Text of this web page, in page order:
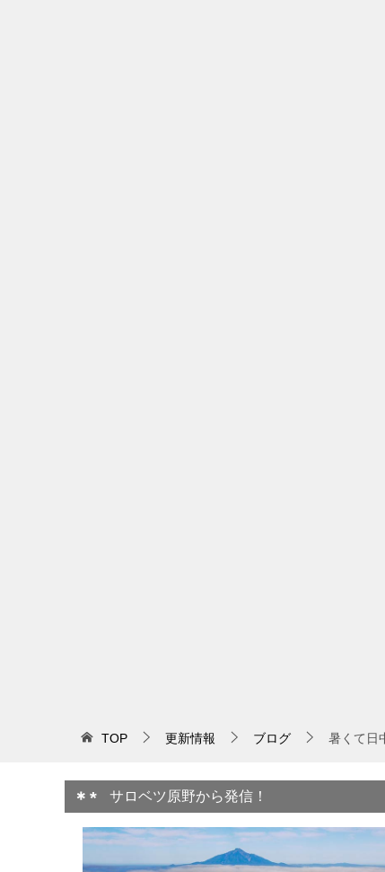
TOP 更新情報 ブログ 暑くて日
サロベツ原野から発信！